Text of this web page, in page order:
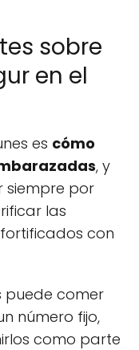
sobre
en el
es cómo
, y
siempre por
las
con
puede comer
número fijo,
como parte